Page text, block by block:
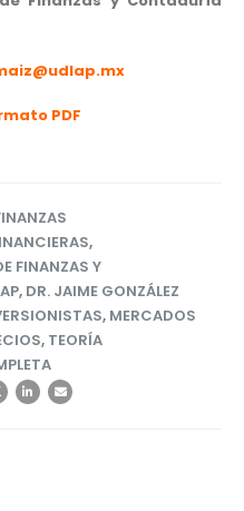
PDF
,
FINANZAS Y
, DR. JAIME GONZÁLEZ
, MERCADOS
, TEORÍA